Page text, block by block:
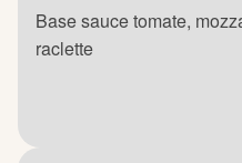
Base sauce tomate,
raclette